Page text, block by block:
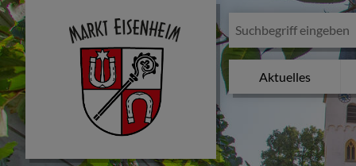
Aktuelles